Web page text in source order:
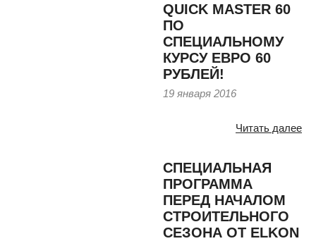
QUICK MASTER 60
ПО
СПЕЦИАЛЬНОМУ
КУРСУ ЕВРО 60
РУБЛЕЙ!
19 января 2016
Читать далее
СПЕЦИАЛЬНАЯ
ПРОГРАММА
ПЕРЕД НАЧАЛОМ
СТРОИТЕЛЬНОГО
СЕЗОНА ОТ ELKON